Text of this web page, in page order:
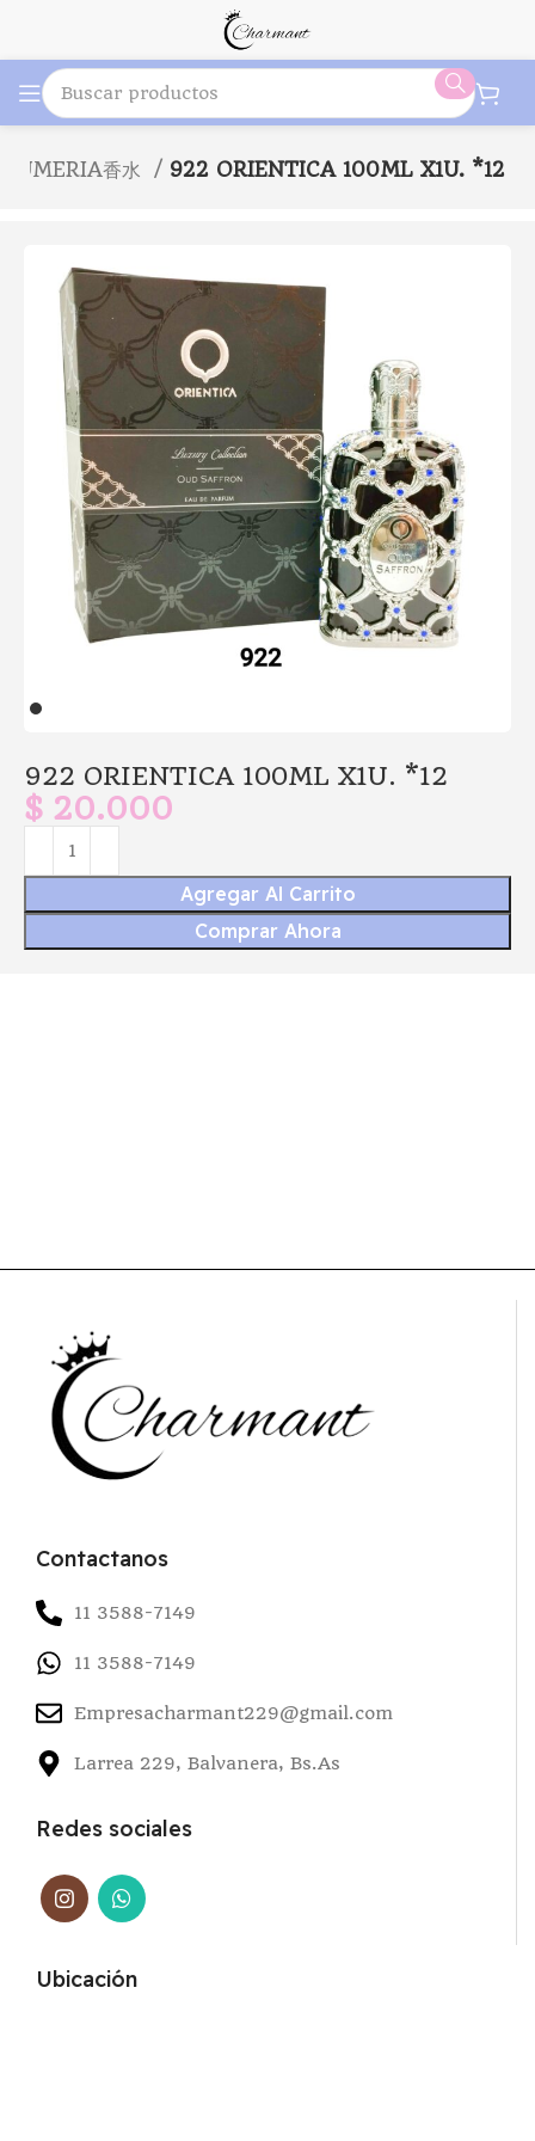
香水 922 ORIENTICA 100ML X1U. *12
922 ORIENTICA 100ML X1U. *12
$ 20.000
Agregar Al Carrito
Comprar Ahora
Contactanos
11 3588-7149
11 3588-7149
Empresacharmant229@gmail.com
Larrea 229, Balvanera, Bs.As
Redes sociales
Ubicación